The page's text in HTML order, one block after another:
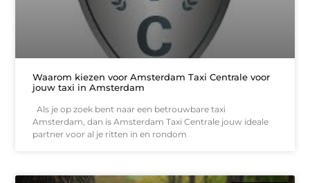
Waarom kiezen voor Amsterdam Taxi Centrale voor
jouw taxi in Amsterdam
Als je op zoek bent naar een betrouwbare taxi
Amsterdam, dan is Amsterdam Taxi Centrale jouw ideale
partner voor al je ritten in en rondom